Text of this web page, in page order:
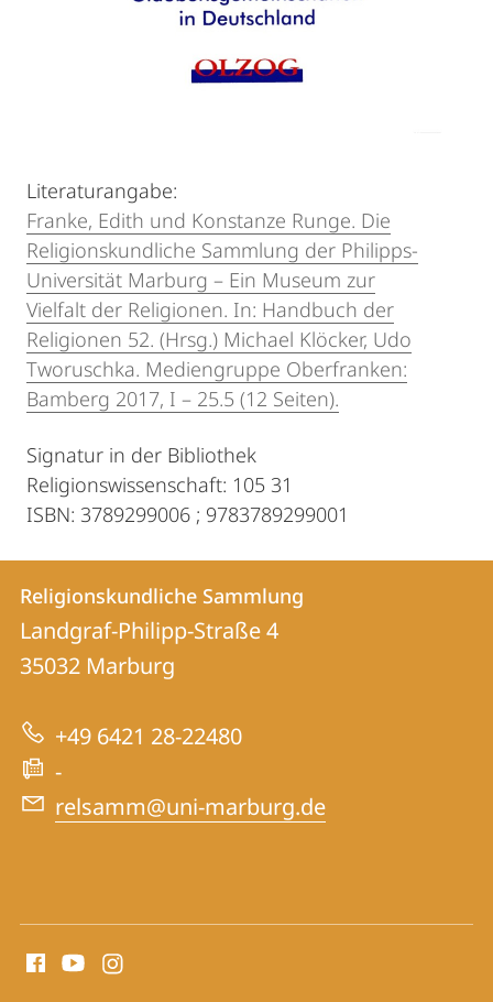
Literaturangabe:
Franke, Edith und Konstanze Runge. Die
Religionskundliche Sammlung der Philipps-
Universität Marburg – Ein Museum zur
Vielfalt der Religionen. In: Handbuch der
Religionen 52. (Hrsg.) Michael Klöcker, Udo
Tworuschka. Mediengruppe Oberfranken:
Bamberg 2017, I – 25.5 (12 Seiten).
Signatur in der Bibliothek
Religionswissenschaft: 105 31
ISBN: 3789299006 ; 9783789299001
Contact
Contact
details
Religionskundliche
Sammlung
Religionskundliche Sammlung
Landgraf-Philipp-Straße 4
35032 Marburg
+49 6421 28-22480
-
relsamm@uni-marburg.de
media